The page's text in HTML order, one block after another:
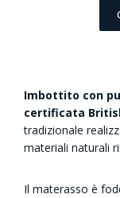
Imbottito con
certificata
tradizionale
materiali naturali
Il materasso è